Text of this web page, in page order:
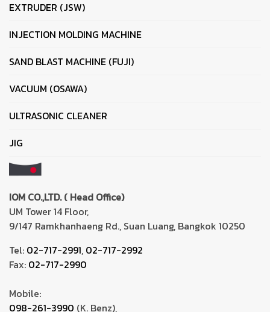
EXTRUDER (JSW)
INJECTION MOLDING MACHINE
SAND BLAST MACHINE (FUJI)
VACUUM (OSAWA)
ULTRASONIC CLEANER
JIG
IOM CO.,LTD. ( Head Office)
UM Tower 14 Floor,
9/147 Ramkhanhaeng Rd., Suan Luang, Bangkok 10250
Tel: 02-717-2991, 02-717-2992
Fax: 02-717-2990
Mobile:
098-261-3990 (K. Benz),